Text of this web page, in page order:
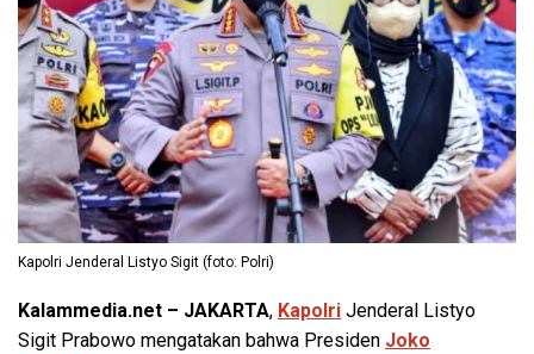
Kapolri Jenderal Listyo Sigit (foto: Polri)
Kalammedia.net – JAKARTA, Kapolri Jenderal Listyo
Sigit Prabowo mengatakan bahwa Presiden Joko